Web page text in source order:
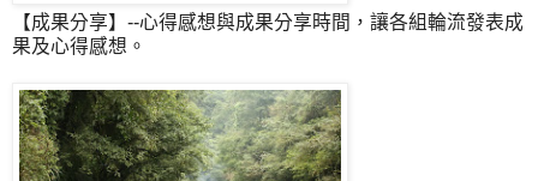
【成果分享】--心得感想與成果分享時間，讓各組輪流發表成
果及心得感想。